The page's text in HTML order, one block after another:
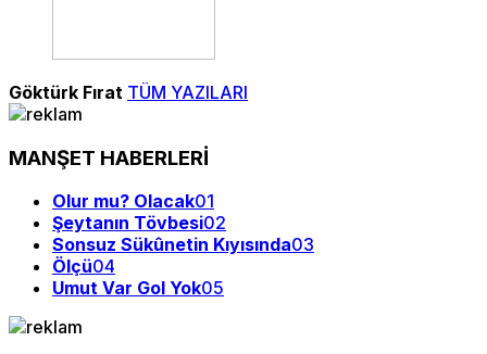
Göktürk Fırat TÜM YAZILARI
MANŞET HABERLERİ
Olur mu? Olacak01
Şeytanın Tövbesi02
Sonsuz Sükûnetin Kıyısında03
Ölçü04
Umut Var Gol Yok05